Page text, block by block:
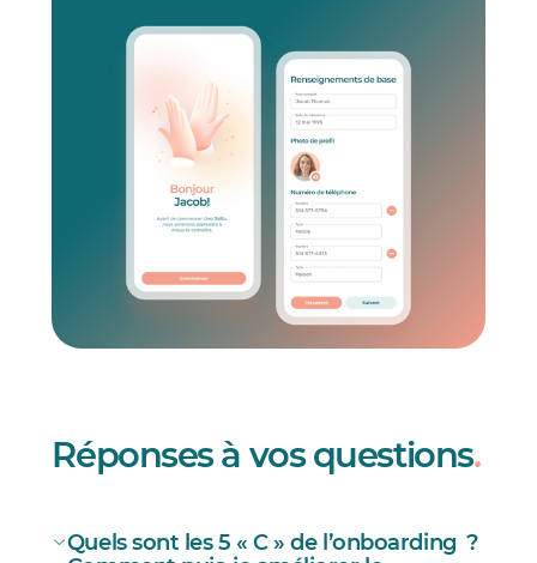
Réponses à vos questions.
Quels sont les 5 « C » de l’onboarding ?